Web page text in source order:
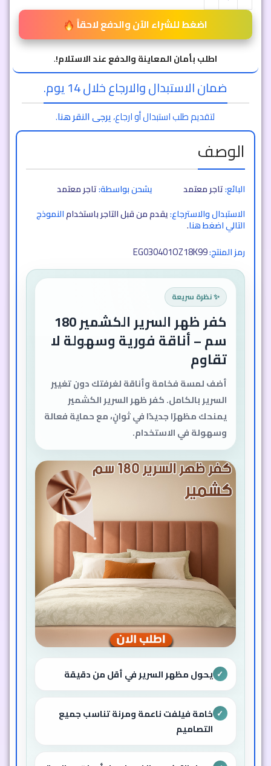
اضغط للشراء الآن والدفع لاحقاً
اطلب بأمان المعاينة والدفع عند الاستلام!.
ضمان الاستبدال والارجاع خلال 14 يوم.
لتقديم طلب استبدال أو ارجاع،يرجى النقر هنا.
الوصف
البائع:تاجر معتمد يشحن بواسطة:تاجر معتمد
الاستبدال والاسترجاع:يقدم من قبل التاجر باستخدامالنموذج
التالي اضغط هنا.
رمز المنتج:EG030401OZ18K99
✨ نظرة سريعة
كفر ظهر السرير الكشمير 180
سم – أناقة فورية وسهولة لا
تقاوم
أضف لمسة فخامة وأناقة لغرفتك دون تغيير
السرير بالكامل. كفر ظهر السرير الكشمير
يمنحك مظهرًا جديدًا في ثوانٍ، مع حماية فعالة
وسهولة في الاستخدام.
✓ يحول مظهر السرير في أقل من دقيقة
✓ خامة فيلفت ناعمة ومرنة تناسب جميع
التصاميم